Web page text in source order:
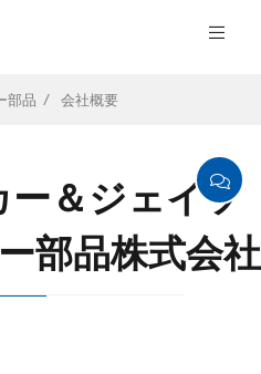
部品 会社概要
＆ジェイソ
部品株式会社